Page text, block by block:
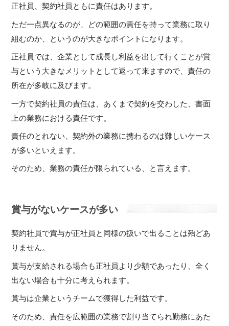
正社員、契約社員ともに責任はあります。
ただ一点異なるのが、どの範囲の責任を持って業務に取り
組むのか、というのが大きなポイントになります。
正社員では、企業として成長し利益を出して行くことが賞
与という大きなメリットとして返って来ますので、責任の
所在が多岐に及びます。
一方で契約社員の責任は、あくまで契約を交わした、書面
上の業務における責任です。
責任のとれない、契約外の業務に携わるのは難しいケース
が多いといえます。
そのため、業務の責任が限られている、と言えます。
賞与がないケースが多い
契約社員で賞与が正社員と同様の扱いで出ることは殆どあ
りません。
賞与が支給される場合も正社員より少額であったり、全く
出ない場合も十分に考えられます。
賞与は企業というチームで獲得した利益です。
そのため、責任を広範囲の業務で割り当てられ勤務にあた